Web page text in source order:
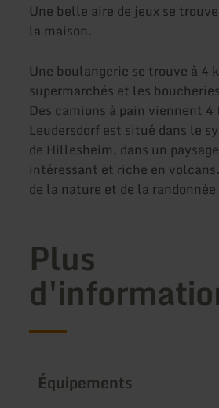
Une belle aire de jeux se
la maison.
Une boulangerie se trouve à 4
supermarchés et les
Des camions à pain viennent 4
Leudersdorf est situé dans le
de Hillesheim, dans un
intéressant et riche en
de la nature et de la
Plus
Équipements